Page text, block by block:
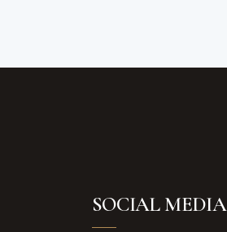
SOCIAL MEDIA